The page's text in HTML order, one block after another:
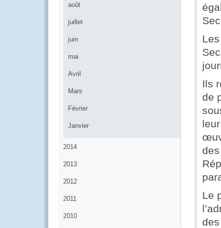
août
juillet
juin
mai
Avril
Mars
Février
Janvier
2014
2013
2012
2011
2010
Ils
de
Le